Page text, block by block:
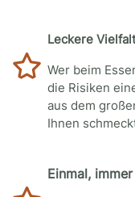
Leckere Vielfalt
Wer beim
die Risiken
aus dem
Ihnen
Einmal,